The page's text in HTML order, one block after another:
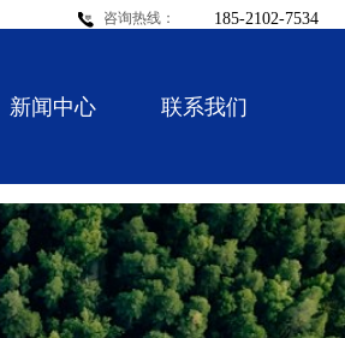
185-2102-7534
咨询热线：
新闻中心 联系我们